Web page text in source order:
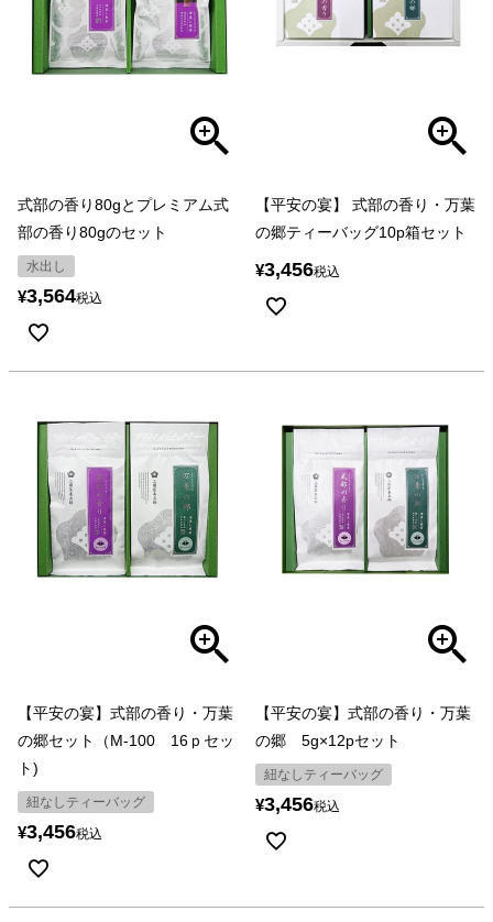
式部の香り80gとプレミアム式
部の香り80gのセット
水出し
¥3,564税込
【平安の宴】 式部の香り・万葉
の郷ティーバッグ10p箱セット
¥3,456税込
【平安の宴】式部の香り・万葉
の郷セット（M-100 16ｐセッ
ト)
紐なしティーバッグ
¥3,456税込
【平安の宴】式部の香り・万葉
の郷 5g×12pセット
紐なしティーバッグ
¥3,456税込